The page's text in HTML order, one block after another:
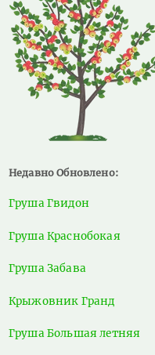
Недавно Обновлено:
Груша Гвидон
Груша Краснобокая
Груша Забава
Крыжовник Гранд
Груша Большая летняя